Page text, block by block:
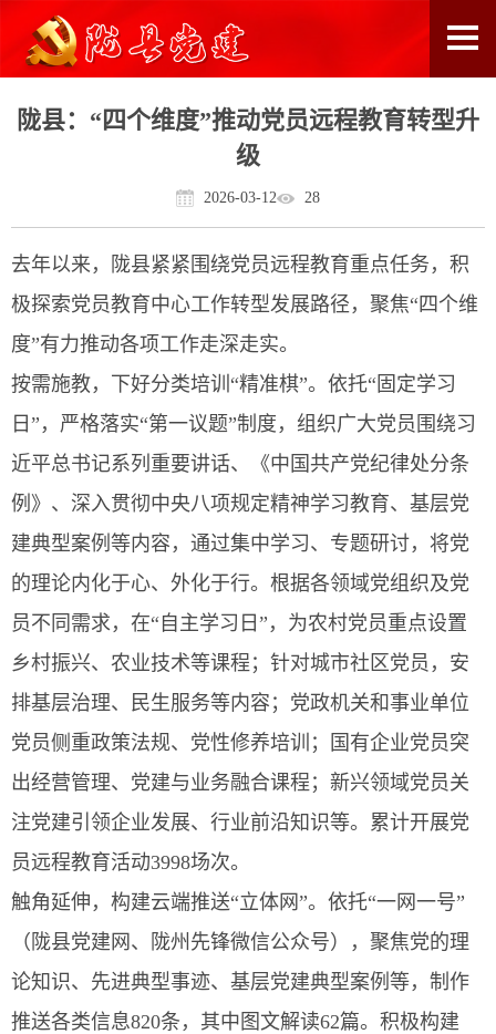
陇县：“四个维度”推动党员远程教育转型升
级
2026-03-12 28
去年以来，陇县紧紧围绕党员远程教育重点任务，积
极探索党员教育中心工作转型发展路径，聚焦“四个维
度”有力推动各项工作走深走实。
按需施教，下好分类培训“精准棋”。依托“固定学习
日”，严格落实“第一议题”制度，组织广大党员围绕习
近平总书记系列重要讲话、《中国共产党纪律处分条
例》、深入贯彻中央八项规定精神学习教育、基层党
建典型案例等内容，通过集中学习、专题研讨，将党
的理论内化于心、外化于行。根据各领域党组织及党
员不同需求，在“自主学习日”，为农村党员重点设置
乡村振兴、农业技术等课程；针对城市社区党员，安
排基层治理、民生服务等内容；党政机关和事业单位
党员侧重政策法规、党性修养培训；国有企业党员突
出经营管理、党建与业务融合课程；新兴领域党员关
注党建引领企业发展、行业前沿知识等。累计开展党
员远程教育活动3998场次。
触角延伸，构建云端推送“立体网”。依托“一网一号”
（陇县党建网、陇州先锋微信公众号），聚焦党的理
论知识、先进典型事迹、基层党建典型案例等，制作
推送各类信息820条，其中图文解读62篇。积极构建